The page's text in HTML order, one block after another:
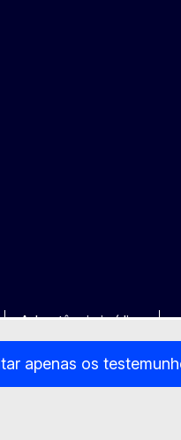
apenas os
Advertência jurídica